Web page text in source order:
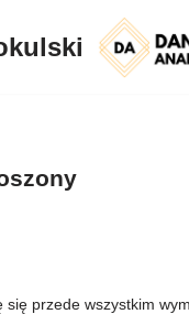
się przede wszystkim